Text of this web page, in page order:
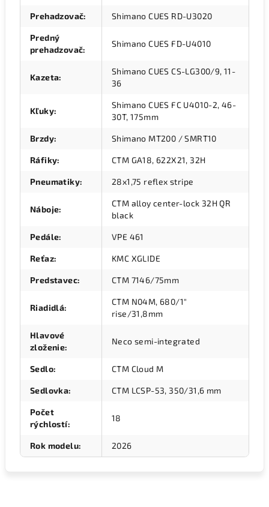
Prehadzovač: Shimano CUES RD-U3020
Predný
prehadzovač:
Shimano CUES FD-U4010
Kazeta:
Shimano CUES CS-LG300/9, 11-
36
Kľuky:
Shimano CUES FC U4010-2, 46-
30T, 175mm
Brzdy: Shimano MT200 / SMRT10
Ráfiky: CTM GA18, 622X21, 32H
Pneumatiky: 28x1,75 reflex stripe
Náboje:
CTM alloy center-lock 32H QR
black
Pedále: VPE 461
Reťaz: KMC XGLIDE
Predstavec: CTM 7146/75mm
Riadidlá:
CTM N04M, 680/1"
rise/31,8mm
Hlavové
zloženie:
Neco semi-integrated
Sedlo: CTM Cloud M
Sedlovka: CTM LCSP-53, 350/31,6 mm
Počet
rýchlostí:
18
Rok modelu: 2026